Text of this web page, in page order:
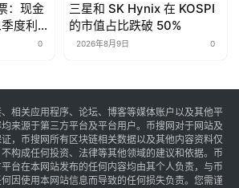
：现金
度利润
0
三星和 SK Hynix 在 KOSPI
的市值占比跌破 50%
2026年8月9日 0
相关应用程序、论坛、博客等媒体账户以及其他平
来源于第三方平台及平台用户。币搜网对于网站及
，币搜网所有区块链相关数据以及其他内容资料仅
构成任何投资、法律等其他领域的建议和依据。币
台在本网站发布的任何内容均由其个人负责，与币
因使用本网站信息而导致的任何损失负责。您需谨